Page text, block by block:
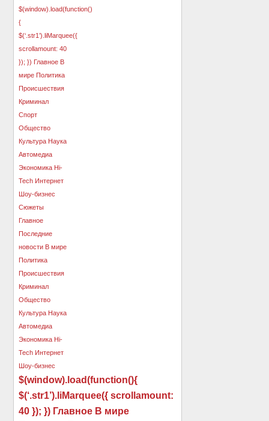
$(window).load(function(){
$(‘.str1’).liMarquee({ scrollamount:
40 }); }) Главное В мире